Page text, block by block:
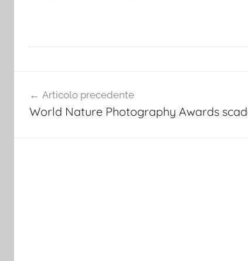
articoli
Articolo precedente
World Nature Photography Awards